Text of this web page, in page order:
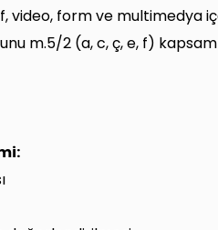
video, form ve multimedya
m.5/2 (a, c, ç, e, f)